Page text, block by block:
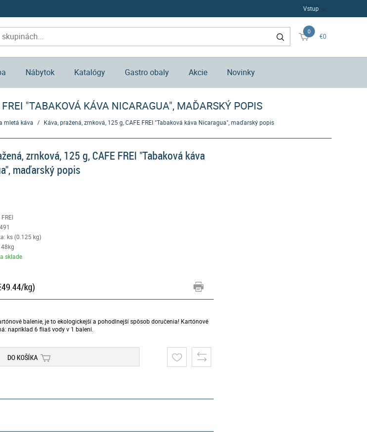
Vstup
0
€0
Nábytok Katalógy Gastro obaly Akcie Novinky
"TABAKOVÁ KÁVA NICARAGUA", MAĎARSKÝ POPIS
mletá káva / Káva, pražená, zrnková, 125 g, CAFE FREI "Tabaková káva Nicaragua", maďarský popis
zrnková, 125 g, CAFE FREI "Tabaková káva
maďarský popis
ks (0.125 kg)
sklade
kg)
balenie, je to ekologickejší a pohodlnejší spôsob doručenia! Kartónové
napríklad 6 fliaš vody v 1 balení.
DO KOŠÍKA